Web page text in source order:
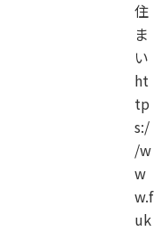
住
ま
い
ht
tp
s:/
/w
w
w.f
uk